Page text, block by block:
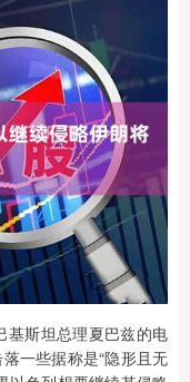
基斯坦总理夏巴兹的电
一些据称是“隐形且无